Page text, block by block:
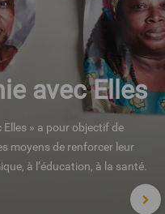
avec Elles
» a pour objectif de
moyens de renforcer leur
à l’éducation, à la santé.